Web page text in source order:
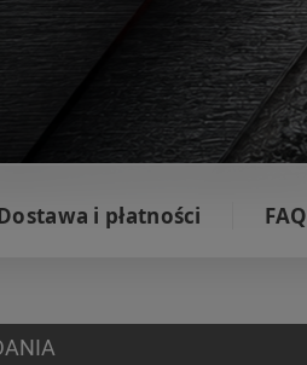
i płatności FAQ